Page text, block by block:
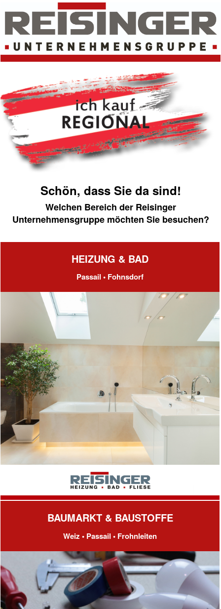
Schön, dass Sie da sind!
Welchen Bereich der Reisinger
Unternehmensgruppe möchten Sie besuchen?
HEIZUNG & BAD
Passail • Fohnsdorf
BAUMARKT & BAUSTOFFE
Weiz • Passail • Frohnleiten